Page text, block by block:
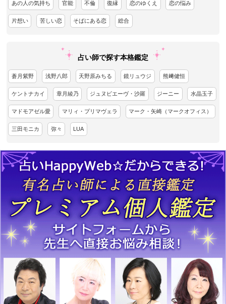
あの人の気持ち 官能 不倫 復縁 恋のゆくえ 恋の悩み
片想い 苦しい恋 そばにある恋 総合
占い師で探す本格鑑定
蒼月紫野 浅野八郎 天野原みちる 鏡リュウジ 熊﨑健恒
ケントナカイ 章月綾乃 ジュヌビエーヴ・沙羅 ジーニー 水晶玉子
マドモアゼル愛 マリィ・プリマヴェラ マーク・矢崎（マークオフィス）
三田モニカ 弥々 LUA